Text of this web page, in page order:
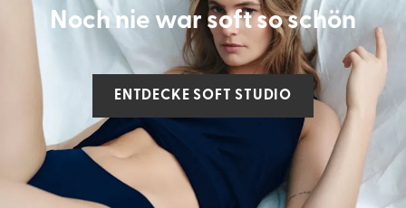
Noch nie war soft so schön
ENTDECKE SOFT STUDIO